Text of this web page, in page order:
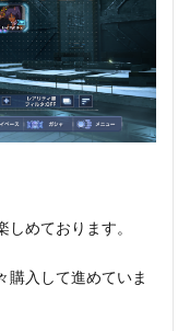
めております。
購入して進めていま